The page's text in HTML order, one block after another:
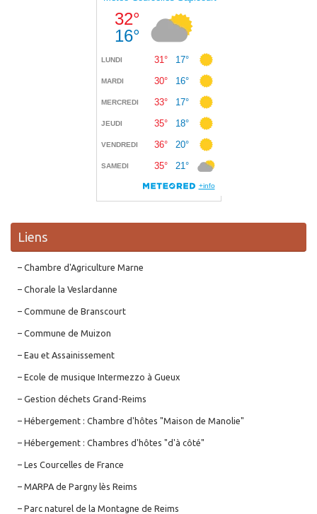
Liens
– Chambre d'Agriculture Marne
– Chorale la Veslardanne
– Commune de Branscourt
– Commune de Muizon
– Eau et Assainissement
– Ecole de musique Intermezzo à Gueux
– Gestion déchets Grand-Reims
– Hébergement : Chambre d'hôtes "Maison de Manolie"
– Hébergement : Chambres d'hôtes "d'à côté"
– Les Courcelles de France
– MARPA de Pargny lès Reims
– Parc naturel de la Montagne de Reims